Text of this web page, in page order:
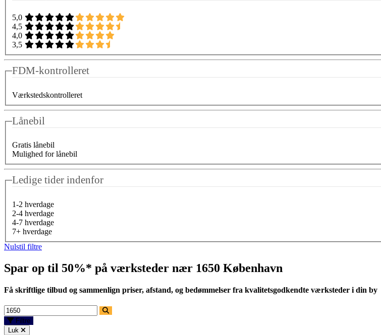
5,0
4,5
4,0
3,5
FDM-kontrolleret
Værkstedskontrolleret
Lånebil
Gratis lånebil
Mulighed for lånebil
Ledige tider indenfor
1-2 hverdage
2-4 hverdage
4-7 hverdage
7+ hverdage
Nulstil filtre
Spar op til 50%* på værksteder nær 1650 København
Få skriftlige tilbud og sammenlign priser, afstand, og bedømmelser fra kvalitetsgodkendte værksteder i din by
Filtre
Luk